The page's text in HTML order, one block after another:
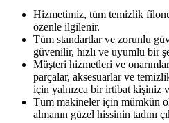
Hizmetimiz, tüm temizlik
özenle ilgilenir.
Tüm standartlar ve zorunlu
güvenilir, hızlı ve uyumlu bir
Müşteri hizmetleri ve
parçalar, aksesuarlar ve
için yalnızca bir irtibat kişiniz
Tüm makineler için mümkün
almanın güzel hissinin tadını